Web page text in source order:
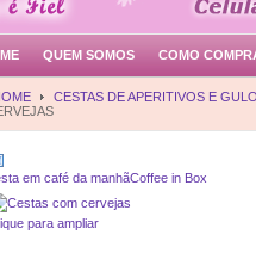
QUEM SOMOS COMO
CESTAS DE APERITIVOS E
em café da manhãCoffee in Box
para ampliar